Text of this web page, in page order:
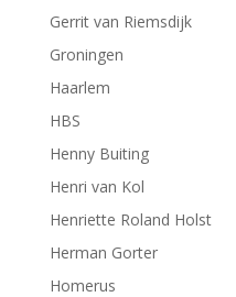
Gerrit van Riemsdijk
Groningen
Haarlem
HBS
Henny Buiting
Henri van Kol
Henriette Roland Holst
Herman Gorter
Homerus